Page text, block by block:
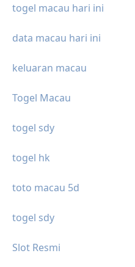
togel macau hari ini
data macau hari ini
keluaran macau
Togel Macau
togel sdy
togel hk
toto macau 5d
togel sdy
Slot Resmi